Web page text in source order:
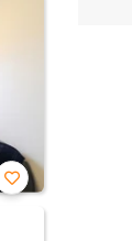
お気